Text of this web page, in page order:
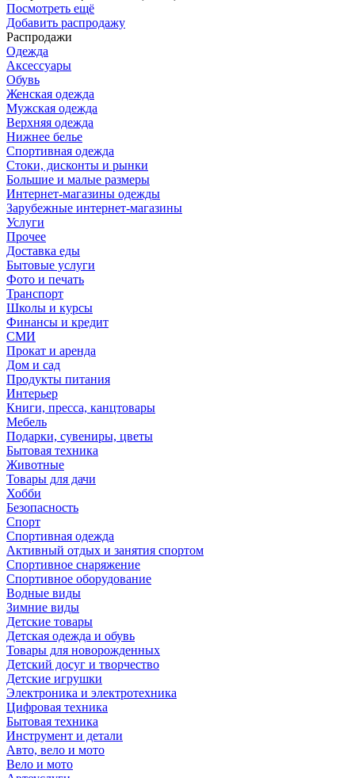
Посмотреть ещё
Добавить распродажу
Распродажи
Одежда
Аксессуары
Обувь
Женская одежда
Мужская одежда
Верхняя одежда
Нижнее белье
Спортивная одежда
Стоки, дисконты и рынки
Большие и малые размеры
Интернет-магазины одежды
Зарубежные интернет-магазины
Услуги
Прочее
Доставка еды
Бытовые услуги
Фото и печать
Транспорт
Школы и курсы
Финансы и кредит
СМИ
Прокат и аренда
Дом и сад
Продукты питания
Интерьер
Книги, пресса, канцтовары
Мебель
Подарки, сувениры, цветы
Бытовая техника
Животные
Товары для дачи
Хобби
Безопасность
Спорт
Спортивная одежда
Активный отдых и занятия спортом
Спортивное снаряжение
Спортивное оборудование
Водные виды
Зимние виды
Детские товары
Детская одежда и обувь
Товары для новорожденных
Детский досуг и творчество
Детские игрушки
Электроника и электротехника
Цифровая техника
Бытовая техника
Инструмент и детали
Авто, вело и мото
Вело и мото